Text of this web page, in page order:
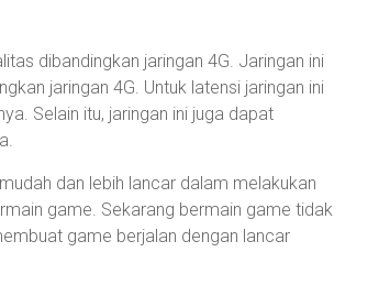
dibandingkan jaringan 4G. Jaringan ini
jaringan 4G. Untuk latensi jaringan ini
Selain itu, jaringan ini juga dapat
dan lebih lancar dalam melakukan
game. Sekarang bermain game tidak
game berjalan dengan lancar